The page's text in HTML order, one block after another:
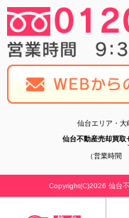
仙台エリア・大
仙台不動産売却買取
（営業時間
Copyright(C)2026 仙台